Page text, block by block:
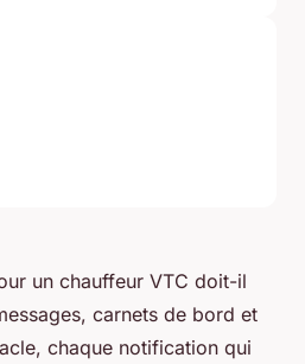
un chauffeur VTC doit-il
carnets de bord et
chaque notification qui